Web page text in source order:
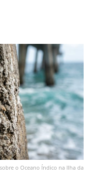
o Oceano Índico na Ilha da